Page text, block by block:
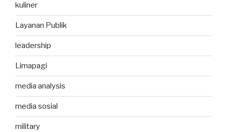
kuliner
Layanan Publik
leadership
Limapagi
media analysis
media sosial
military